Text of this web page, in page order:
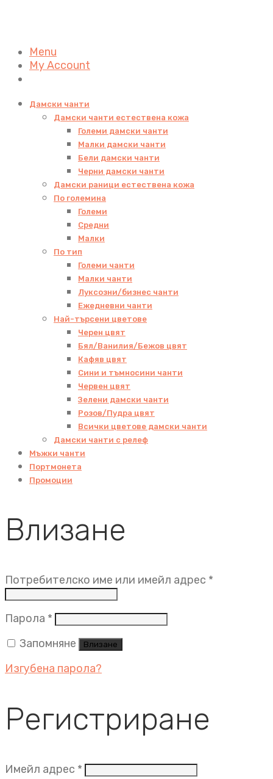
Menu
My Account
Дамски чанти
Дамски чанти естествена кожа
Големи дамски чанти
Малки дамски чанти
Бели дамски чанти
Черни дамски чанти
Дамски раници естествена кожа
По големина
Големи
Средни
Малки
По тип
Големи чанти
Малки чанти
Луксозни/бизнес чанти
Ежедневни чанти
Най-търсени цветове
Черен цвят
Бял/Ванилия/Бежов цвят
Кафяв цвят
Сини и тъмносини чанти
Червен цвят
Зелени дамски чанти
Розов/Пудра цвят
Всички цветове дамски чанти
Дамски чанти с релеф
Мъжки чанти
Портмонета
Промоции
Влизане
Потребителско име или имейл адрес *
Парола * Задължително
Запомняне
Влизане
Изгубена парола?
Регистриране
Имейл адрес * Задължително